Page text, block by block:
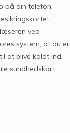
på din telefon.
ved
system, at du er
at blive kaldt ind.
sundhedskort.